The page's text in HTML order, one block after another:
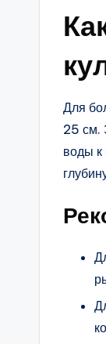
Для
25 см.
воды к